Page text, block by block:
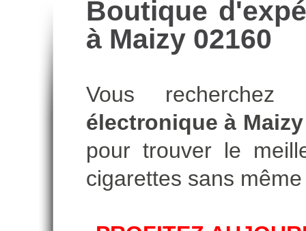
Boutique
à Maizy 02160
Vous
électronique à Maizy
pour trouver le
cigarettes sans